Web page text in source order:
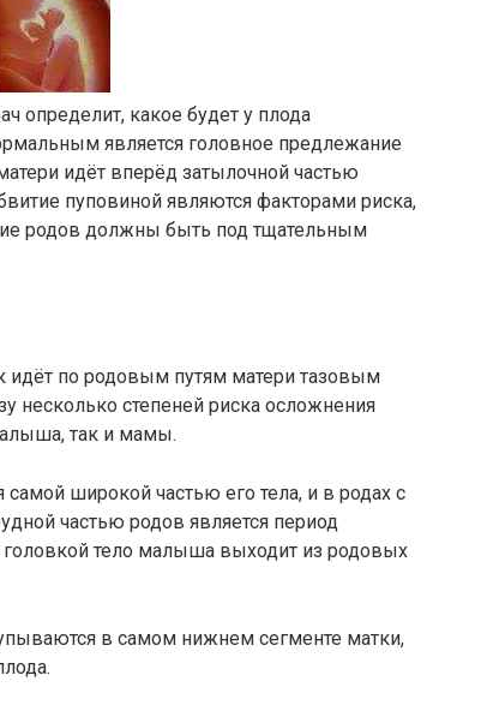
определит, какое будет у плода
является головное предлежание
идёт вперёд затылочной частью
пуповиной являются факторами риска,
родов должны быть под тщательным
идёт по родовым путям матери тазовым
несколько степеней риска осложнения
так и мамы.
широкой частью его тела, и в родах с
частью родов является период
тело малыша выходит из родовых
в самом нижнем сегменте матки,